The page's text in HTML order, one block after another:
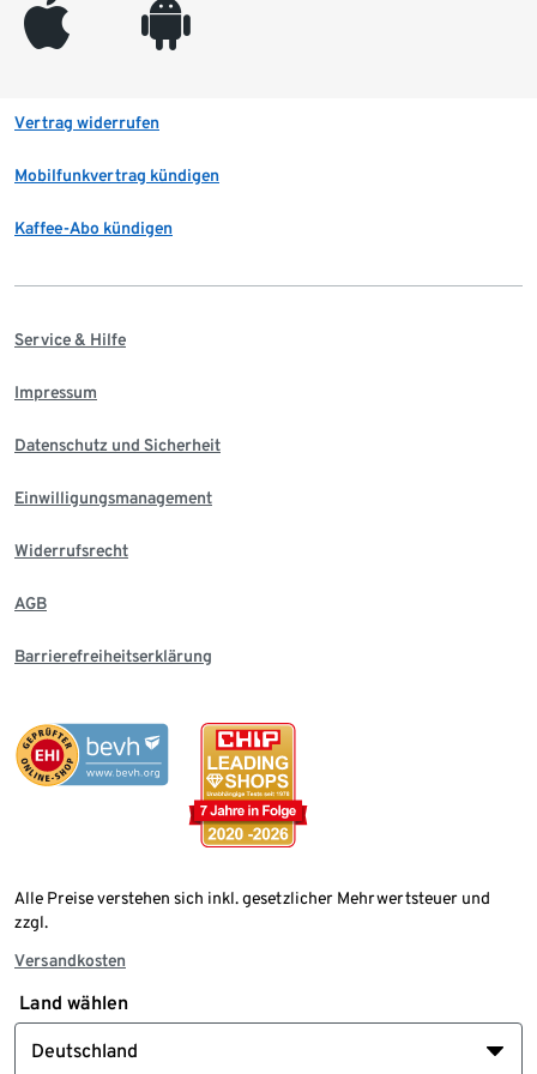
appleinc android
Vertrag widerrufen
Mobilfunkvertrag kündigen
Kaffee-Abo kündigen
Service & Hilfe
Impressum
Datenschutz und Sicherheit
Einwilligungsmanagement
Widerrufsrecht
AGB
Barrierefreiheitserklärung
Alle Preise verstehen sich inkl. gesetzlicher Mehrwertsteuer und
zzgl.
Versandkosten
Land wählen
Deutschland